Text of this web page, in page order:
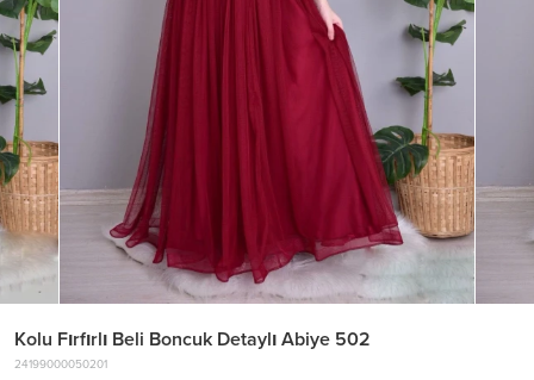
Kolu Fırfırlı Beli Boncuk Detaylı Abiye 502
24199000050201